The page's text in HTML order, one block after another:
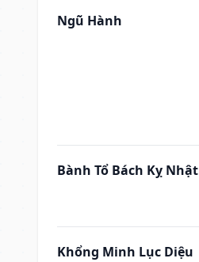
Ngũ Hành
Bành Tổ Bách Kỵ Nhật
Khổng Minh Lục Diệu